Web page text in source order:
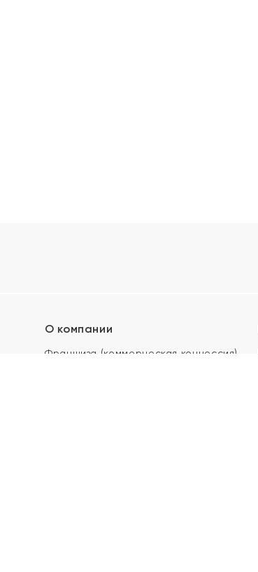
О компании
Франшиза (коммерческая концессия)